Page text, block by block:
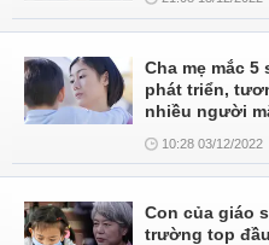
Cha mẹ mắc 5
phát triển,
nhiều người
10:28 03/12/2022
Con của giáo
trường top